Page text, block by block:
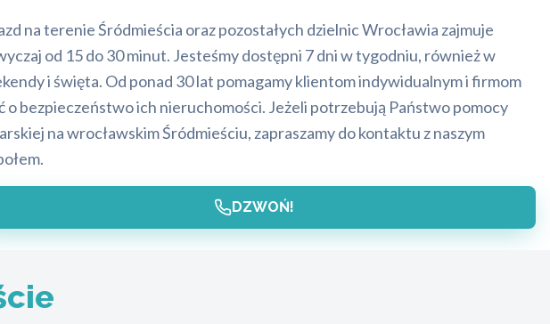
na terenie Śródmieścia oraz pozostałych dzielnic Wrocławia zajmuje
od 15 do 30 minut. Jesteśmy dostępni 7 dni w tygodniu, również w
i święta. Od ponad 30 lat pomagamy klientom indywidualnym i firmom
o bezpieczeństwo ich nieruchomości. Jeżeli potrzebują Państwo pomocy
na wrocławskim Śródmieściu, zapraszamy do kontaktu z naszym
DZWOŃ!